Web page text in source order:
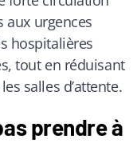
aux urgences
hospitalières
tout en réduisant
salles d’attente.
prendre à